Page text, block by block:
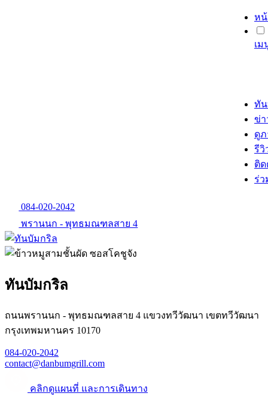
ห
เม
ทัน
ข่า
ดู
รีวิ
ติด
ร่ว
084-020-2042
พรานนก - พุทธมณฑลสาย 4
ทันบัมกริล
ถนนพรานนก - พุทธมณฑลสาย 4 แขวงทวีวัฒนา เขตทวีวัฒนา
กรุงเทพมหานคร 10170
084-020-2042
contact@danbumgrill.com
คลิกดูแผนที่ และการเดินทาง